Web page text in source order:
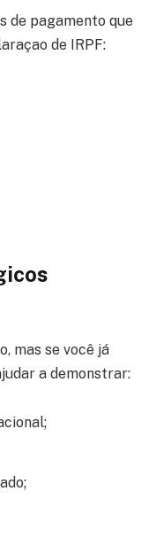
de pagamento que
de IRPF:
mas se você já
a demonstrar: